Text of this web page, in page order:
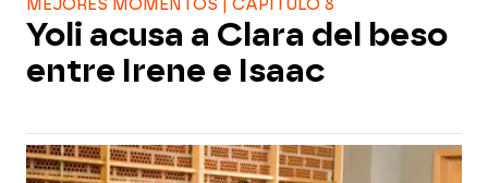
MEJORES MOMENTOS | CAPÍTULO 8
Yoli acusa a Clara del beso
entre Irene e Isaac